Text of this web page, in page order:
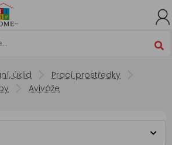
úklid
Prací prostředky
Aviváže